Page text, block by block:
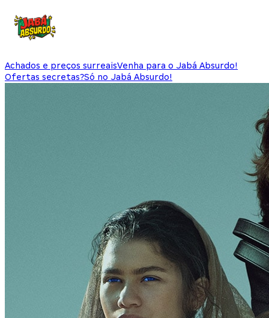
Achados e preços surreaisVenha para o Jabá Absurdo!
Ofertas secretas?Só no Jabá Absurdo!